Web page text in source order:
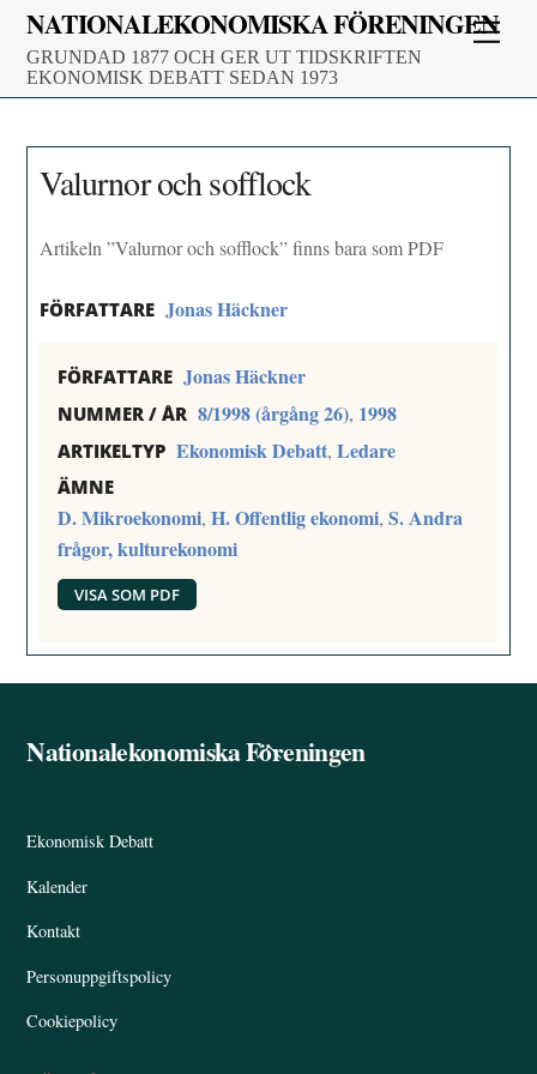
Skip
content
NATIONALEKONOMISKA FÖRENINGEN
GRUNDAD 1877 OCH GER UT TIDSKRIFTEN
EKONOMISK DEBATT SEDAN 1973
Valurnor och sofflock
Artikeln ”Valurnor och sofflock” finns bara som PDF
FÖRFATTARE Jonas Häckner
FÖRFATTARE Jonas Häckner
NUMMER / ÅR 8/1998 (årgång 26), 1998
ARTIKELTYP Ekonomisk Debatt,Ledare
ÄMNE
D. Mikroekonomi,H. Offentlig ekonomi,S. Andra
frågor, kulturekonomi
VISA SOM PDF
Back
Nationalekonomiska Föreningen
Ekonomisk Debatt
Kalender
Kontakt
Personuppgiftspolicy
Cookiepolicy